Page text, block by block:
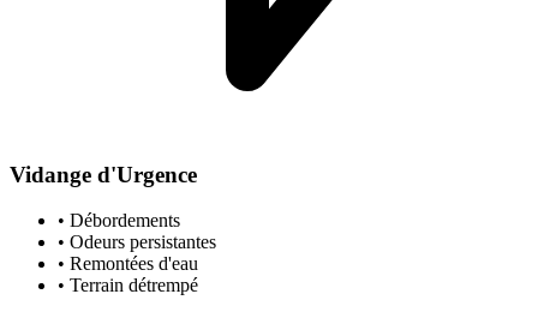
Vidange d'Urgence
• Débordements
• Odeurs persistantes
• Remontées d'eau
• Terrain détrempé